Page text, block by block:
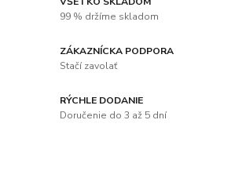
99 % držíme skladom
ZÁKAZNÍCKA PODPORA
Stačí zavolať
RÝCHLE DODANIE
Doručenie do 3 až 5 dní